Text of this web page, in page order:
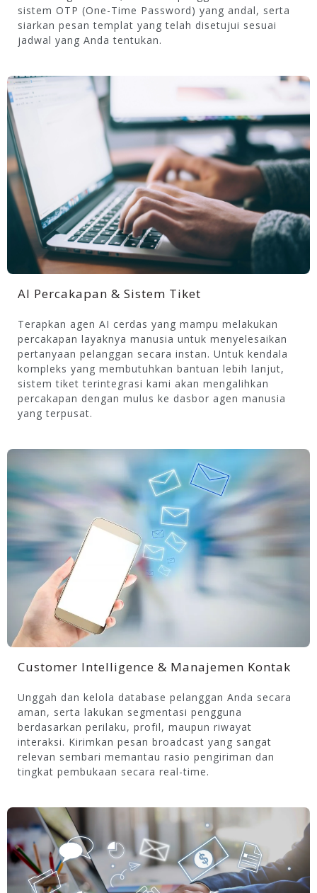
sistem OTP (One-Time Password) yang andal, serta
siarkan pesan templat yang telah disetujui sesuai
jadwal yang Anda tentukan.
AI Percakapan & Sistem Tiket
Terapkan agen AI cerdas yang mampu melakukan
percakapan layaknya manusia untuk menyelesaikan
pertanyaan pelanggan secara instan. Untuk kendala
kompleks yang membutuhkan bantuan lebih lanjut,
sistem tiket terintegrasi kami akan mengalihkan
percakapan dengan mulus ke dasbor agen manusia
yang terpusat.
Customer Intelligence & Manajemen Kontak
Unggah dan kelola database pelanggan Anda secara
aman, serta lakukan segmentasi pengguna
berdasarkan perilaku, profil, maupun riwayat
interaksi. Kirimkan pesan broadcast yang sangat
relevan sembari memantau rasio pengiriman dan
tingkat pembukaan secara real-time.